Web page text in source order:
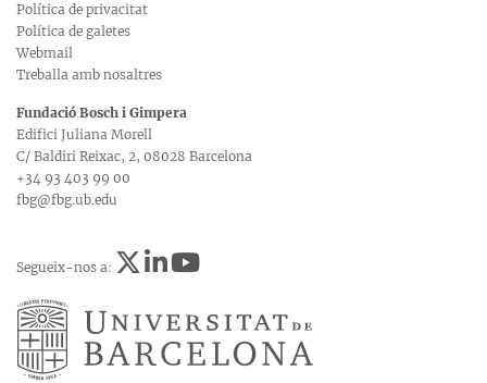
Política de privacitat
Política de galetes
Webmail
Treballa amb nosaltres
Fundació Bosch i Gimpera
Edifici Juliana Morell
C/ Baldiri Reixac, 2, 08028 Barcelona
+34 93 403 99 00
fbg@fbg.ub.edu
Segueix-nos a: